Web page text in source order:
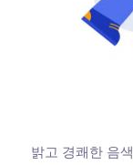
밝고 경쾌한 음